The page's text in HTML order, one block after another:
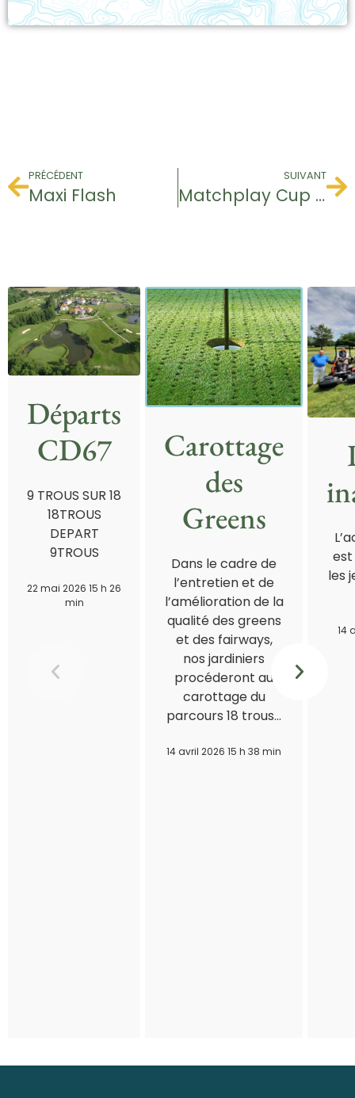
PRÉCÉDENT
Maxi Flash
SUIVANT
Matchplay Cup 2024
Départs
CD67
9 TROUS SUR 18
18TROUS
DEPART
9TROUS
22 mai 2026 15 h 26
min
Carottage
des
Greens
Dans le cadre de
l’entretien et de
l’amélioration de la
qualité des greens
et des fairways,
nos jardiniers
procéderont au
carottage du
parcours 18 trous…
14 avril 2026 15 h 38 min
est
les
14